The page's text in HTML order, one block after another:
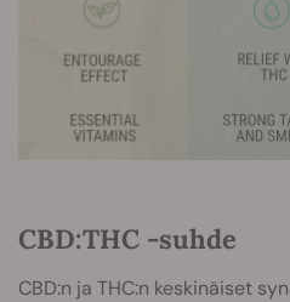
CBD:THC -suhde
CBD:n ja THC:n keskinäiset